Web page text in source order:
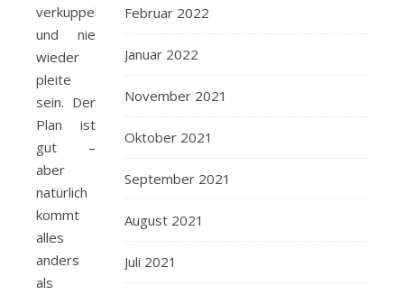
verkuppeln
und nie
wieder
pleite
sein. Der
Plan ist
gut –
aber
natürlich
kommt
alles
anders
als
Februar 2022
Januar 2022
November 2021
Oktober 2021
September 2021
August 2021
Juli 2021